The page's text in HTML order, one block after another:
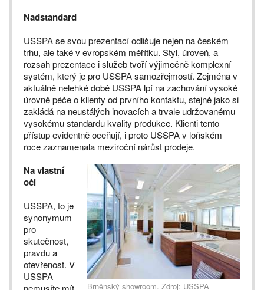
Nadstandard
USSPA se svou prezentací odlišuje nejen na českém
trhu, ale také v evropském měřítku. Styl, úroveň, a
rozsah prezentace i služeb tvoří výjimečně komplexní
systém, který je pro USSPA samozřejmostí. Zejména v
aktuálně nelehké době USSPA lpí na zachování vysoké
úrovně péče o klienty od prvního kontaktu, stejně jako si
zakládá na neustálých inovacích a trvale udržovanému
vysokému standardu kvality produkce. Klienti tento
přístup evidentně oceňují, i proto USSPA v loňském
roce zaznamenala meziroční nárůst prodeje.
Brněnský showroom. Zdroj: USSPA
Na vlastní
oči
USSPA, to je
synonymum
pro
skutečnost,
pravdu a
otevřenost. V
USSPA